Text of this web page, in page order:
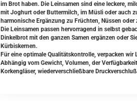
im Brot haben. Die Leinsamen sind eine leckere,
mit Joghurt oder Buttermilch, im Müsli oder auch
harmonische Ergänzung zu Früchten, Nüssen oder
Die Leinsamen passen hervorragend in selbst
Dinkelbrot mit den ganzen Samen ergänzen oder
Kürbiskernen.
Für eine optimale Qualitätskontrolle, verpacken
Abhängig vom Gewicht, Volumen, der
Korkengläser, wiederverschließbare